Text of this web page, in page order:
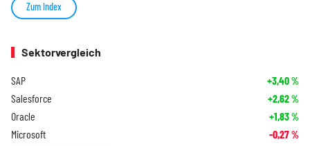
Zum Index
Sektorvergleich
SAP +3,40%
Salesforce +2,62%
Oracle +1,83%
Microsoft -0,27%